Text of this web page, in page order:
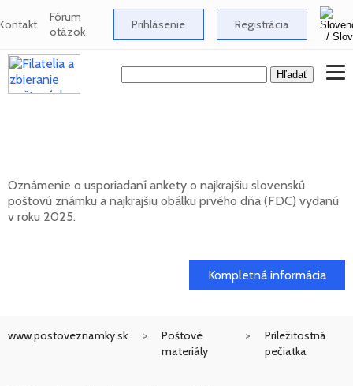
Fórum
otázok Prihlásenie Registrácia
Oznámenie o usporiadaní ankety o najkrajšiu slovenskú
poštovú známku a najkrajšiu obálku prvého dňa (FDC) vydanú
v roku 2025.
Kompletná informácia
www.postoveznamky.sk
Poštové
materiály
Príležitostná
pečiatka